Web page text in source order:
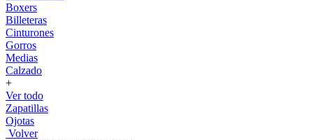
Boxers
Billeteras
Cinturones
Gorros
Medias
Calzado
+
Ver todo
Zapatillas
Ojotas
Volver